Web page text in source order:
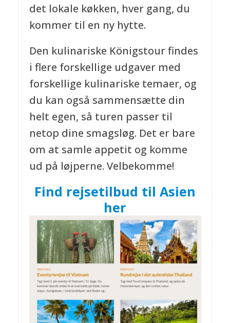
det lokale køkken, hver gang, du
kommer til en ny hytte.
Den kulinariske Königstour findes
i flere forskellige udgaver med
forskellige kulinariske temaer, og
du kan også sammensætte din
helt egen, så turen passer til
netop dine smagsløg. Det er bare
om at samle appetit og komme
ud på løjperne. Velbekomme!
Find rejsetilbud til Asien
her